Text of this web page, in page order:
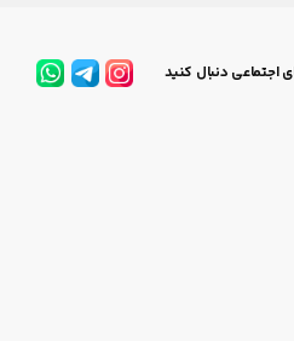
اجتماعی دنبال کنید